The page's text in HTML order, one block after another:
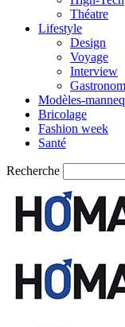
Théatre
Lifestyle
Design
Voyage
Interview
Modèles-
Bricolage
Fashion week
Santé
Recherche